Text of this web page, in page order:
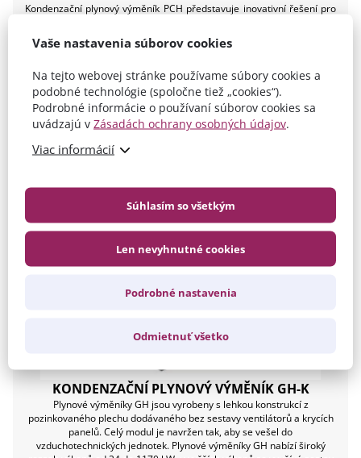
Kondenzační plynový výměník PCH představuje inovativní řešení pro
možnosti. S výkonnostním rozsahem od 5 kW do 400 kW, tento
výměník nabízí nejen účinnost až 109 %, ale také nízké emise NOx,
(<30 ppm, CO = 0). Samozřejmostí je EkoDesign.
technické specifikace dokumentace výhody produktu
DETAIL PRODUKTU
KONDENZAČNÍ PLYNOVÝ VÝMĚNÍK GH-K
Plynové výměníky GH jsou vyrobeny s lehkou konstrukcí z
pozinkovaného plechu dodávaného bez sestavy ventilátorů a krycích
panelů. Celý modul je navržen tak, aby se vešel do
vzduchotechnických jednotek. Plynové výměníky GH nabízí široký
Vaše nastavenia súborov cookies
Na tejto webovej stránke používame súbory cookies a
podobné technológie (spoločne tiež „cookies“).
Podrobné informácie o používaní súborov cookies sa
uvádzajú v Zásadách ochrany osobných údajov.
Viac informácií
Súhlasím so všetkým
Len nevyhnutné cookies
Podrobné nastavenia
Odmietnuť všetko